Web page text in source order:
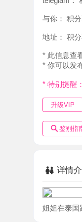
* 此信息查看
升级VIP
鉴别指南
详情介